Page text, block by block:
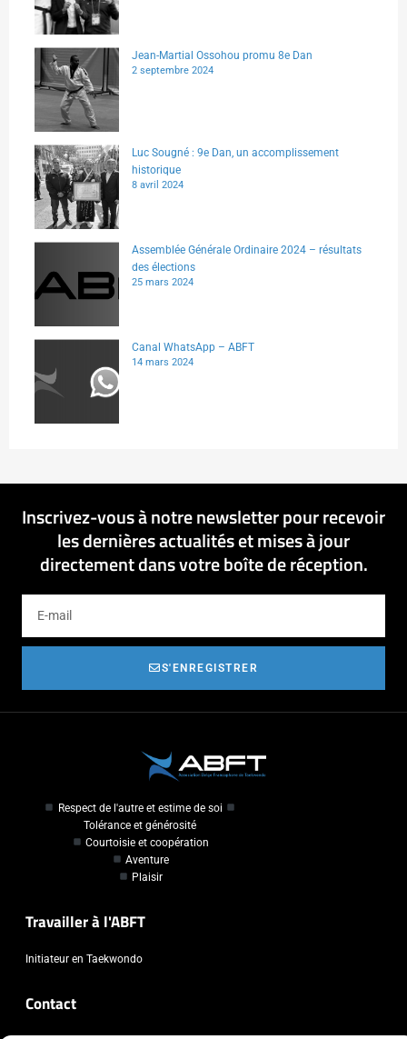
Jean-Martial Ossohou promu 8e Dan
2 septembre 2024
Luc Sougné : 9e Dan, un accomplissement
historique
8 avril 2024
Assemblée Générale Ordinaire 2024 – résultats
des élections
25 mars 2024
Canal WhatsApp – ABFT
14 mars 2024
Inscrivez-vous à notre newsletter pour recevoir
les dernières actualités et mises à jour
directement dans votre boîte de réception.
S'ENREGISTRER
Respect de l'autre et estime de soi
Tolérance et générosité
Courtoisie et coopération
Aventure
Plaisir
Travailler à l'ABFT
Initiateur en Taekwondo
Contact